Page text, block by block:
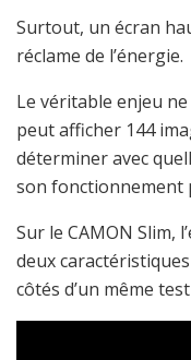
Surtout, un écran
réclame de l’énergie.
Le véritable enjeu
peut afficher 144
déterminer avec
son fonctionnement
Sur le CAMON Slim,
deux
côtés d’un même